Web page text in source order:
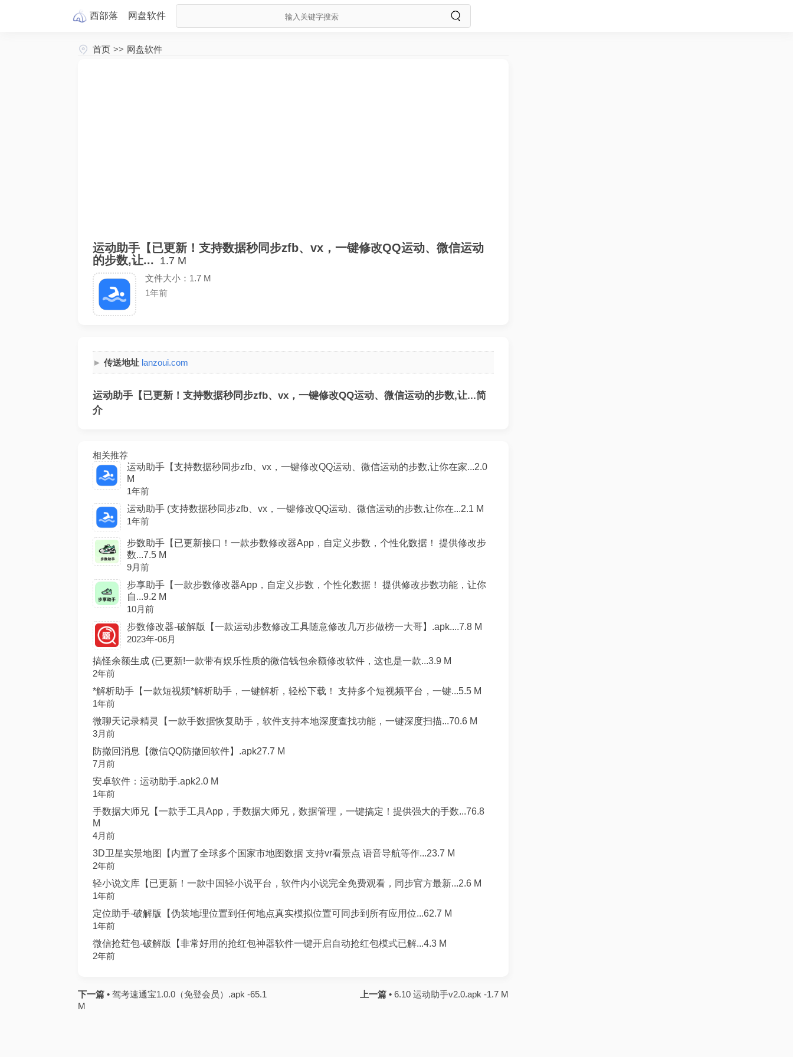
西部落 网盘软件
首页 >> 网盘软件
运动助手【已更新！支持数据秒同步zfb、vx，一键修改QQ运动、微信运动
的步数,让... 1.7 M
文件大小：1.7 M
1年前
传送地址 lanzoui.com
运动助手【已更新！支持数据秒同步zfb、vx，一键修改QQ运动、微信运动的步数,让...简
介
相关推荐
运动助手【支持数据秒同步zfb、vx，一键修改QQ运动、微信运动的步数,让你在家...2.0
M
1年前
运动助手 (支持数据秒同步zfb、vx，一键修改QQ运动、微信运动的步数,让你在...2.1 M
1年前
步数助手【已更新接口！一款步数修改器App，自定义步数，个性化数据！ 提供修改步
数...7.5 M
9月前
步享助手【一款步数修改器App，自定义步数，个性化数据！ 提供修改步数功能，让你
自...9.2 M
10月前
步数修改器-破解版【一款运动步数修改工具随意修改几万步做榜一大哥】.apk....7.8 M
2023年-06月
搞怪余额生成 (已更新!一款带有娱乐性质的微信钱包余额修改软件，这也是一款...3.9 M
2年前
*解析助手【一款短视频*解析助手，一键解析，轻松下载！ 支持多个短视频平台，一键...5.5 M
1年前
微聊天记录精灵【一款手数据恢复助手，软件支持本地深度查找功能，一键深度扫描...70.6 M
3月前
防撤回消息【微信QQ防撤回软件】.apk27.7 M
7月前
安卓软件：运动助手.apk2.0 M
1年前
手数据大师兄【一款手工具App，手数据大师兄，数据管理，一键搞定！提供强大的手数...76.8
M
4月前
3D卫星实景地图【内置了全球多个国家市地图数据 支持vr看景点 语音导航等作...23.7 M
2年前
轻小说文库【已更新！一款中国轻小说平台，软件内小说完全免费观看，同步官方最新...2.6 M
1年前
定位助手-破解版【伪装地理位置到任何地点真实模拟位置可同步到所有应用位...62.7 M
1年前
微信抢荭包-破解版【非常好用的抢红包神器软件一键开启自动抢红包模式已解...4.3 M
2年前
下一篇 • 驾考速通宝1.0.0（免登会员）.apk -65.1
M
上一篇 • 6.10 运动助手v2.0.apk -1.7 M